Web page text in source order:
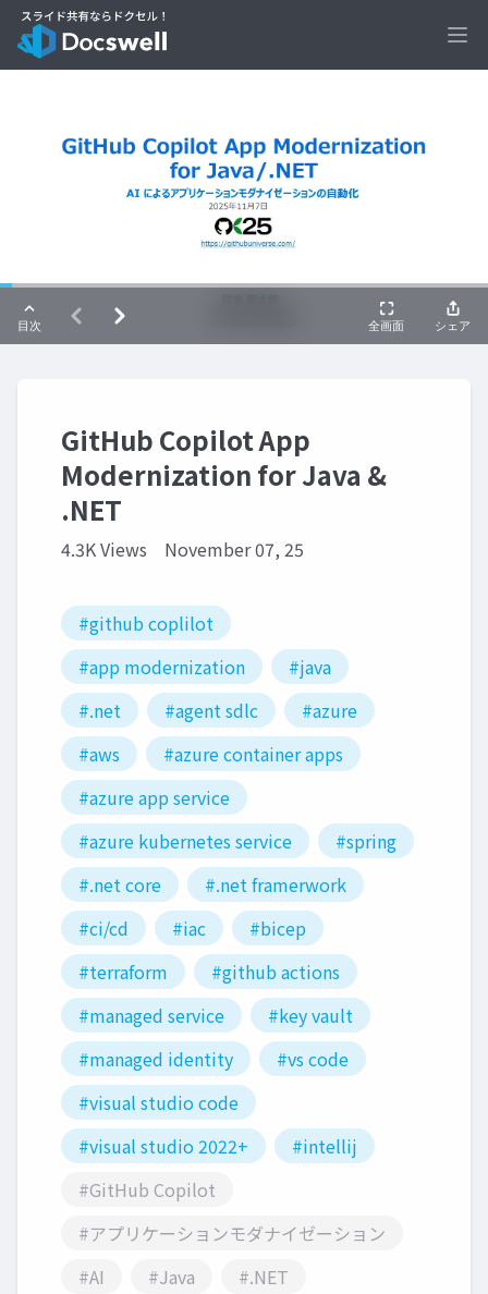
GitHub Copilot App
Modernization for Java &
.NET
4.3K Views November 07, 25
#github coplilot
#app modernization
#java
#.net
#agent sdlc
#azure
#aws
#azure container apps
#azure app service
#azure kubernetes service
#spring
#.net core
#.net framerwork
#ci/cd
#iac
#bicep
#terraform
#github actions
#managed service
#key vault
#managed identity
#vs code
#visual studio code
#visual studio 2022+
#intellij
#GitHub Copilot
#アプリケーションモダナイゼーション
#AI
#Java #.NET